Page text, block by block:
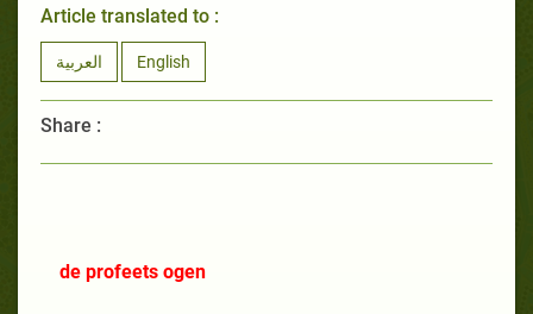
Article translated to :
العربية English
Share :
de profeets ogen